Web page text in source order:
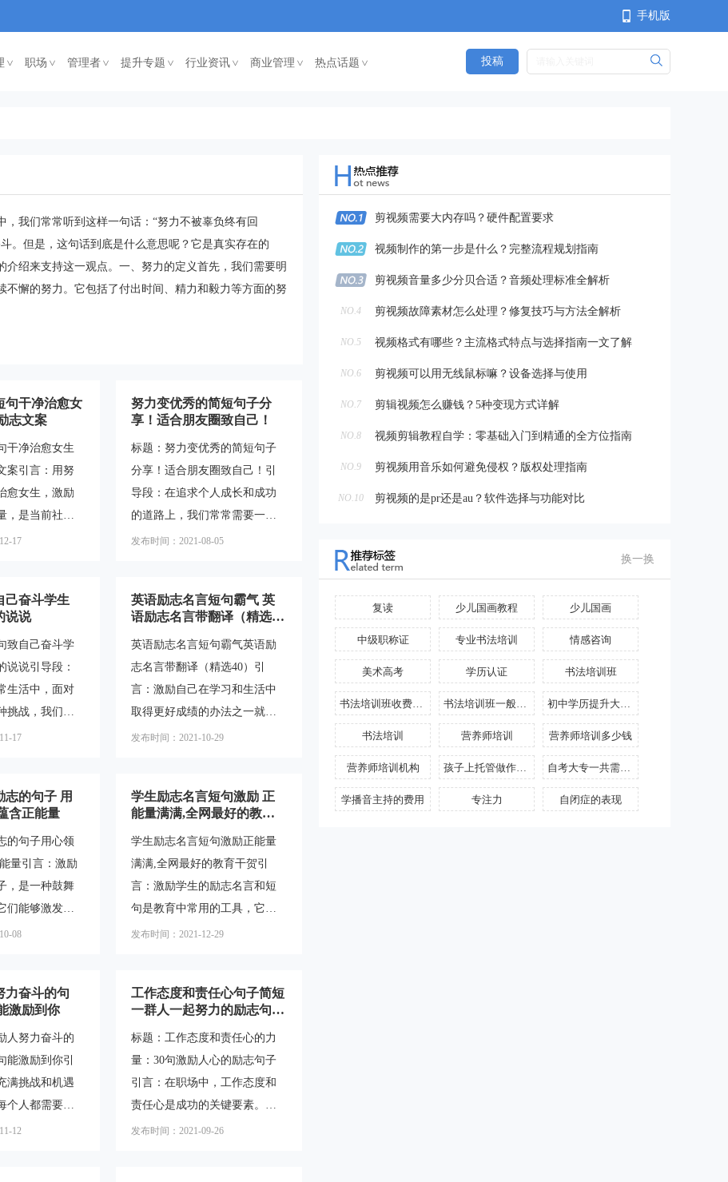
手机版
< 职场< 管理者< 提升专题 < 行业资讯 < 商业管理< 热点话题 < 投稿
我们常常听到这样一句话：“努力不被辜负终有回
。但是，这句话到底是什么意思呢？它是真实存在的
绍来支持这一观点。一、努力的定义首先，我们需要明
懈的努力。它包括了付出时间、精力和毅力等方面的努
句干净治愈女
志文案
干净治愈女生
案引言：用努
愈女生，激励
，是当前社交
中备受关注的
领域的应用。
的文案短句？
是指通过简洁
，激发人们的
他们在面对困
努力。这些文
积极向上的情
17
努力变优秀的简短句子分
享！适合朋友圈致自己！
标题：努力变优秀的简短句子
分享！适合朋友圈致自己！引
导段：在追求个人成长和成功
的道路上，我们常常需要一些
激励和鼓舞。朋友圈是我们与
努力和进步的平台。本文将分
享一些简短而有力的句子，帮
助你在朋友圈中向自己致以努
力变优秀的祝福，激励自己不
断进步。一、奋斗篇1.努力是
成功的阶梯，坚持是登上阶梯
的脚步。2.拼搏不一定成功，
发布时间：2021-08-05
己奋斗学生
说说
致自己奋斗学
说说引导段：
生活中，面对
挑战，我们常
的话语来激励
在学习和生活
态，追求自己
极面对挑战面
和挑战，我们
心态。以下是
可以帮助我们
要路是对的，
17
英语励志名言短句霸气 英
语励志名言带翻译（精选4
英语励志名言短句霸气英语励
志名言带翻译（精选40）引
言：激励自己在学习和生活中
取得更好成绩的办法之一就是
阅读励志名言。本文将为您介
的内在动力，帮助您在面对困
难时保持积极的心态。1."Belie
veyoucanandyou'rehalfwayther
e."-TheodoreRoosevelt相信你能
行，你已经成功了一半。2."Do
n'twatch
发布时间：2021-10-29
志的句子 用
含正能量
的句子用心领
量引言：激励
，是一种鼓舞
们能够激发我
我们克服困
心领会其中蕴
探讨如何将这
们的职业生涯
求梦想的句子
，而是必
我们，成功不
通过坚持不懈
08
学生励志名言短句激励 正
能量满满,全网最好的教育
学生励志名言短句激励正能量
满满,全网最好的教育干贺引
言：激励学生的励志名言和短
句是教育中常用的工具，它们
能够激发学生的积极性和动
秀的学生励志名言和短句，带
给您正能量满满的教育干贺。
一、激励学生的重要性学生是
社会的未来，他们的成长和发
展对整个社会都具有重要意
义。然而，学习过程中常常会
遇到各种困难和挫折，这时候
发布时间：2021-12-29
力奋斗的句
激励到你
人努力奋斗的
能激励到你引
满挑战和机遇
个人都需要一
坚持努力奋
12
工作态度和责任心句子简短
一群人一起努力的励志句子
标题：工作态度和责任心的力
量：30句激励人心的励志句子
引言：在职场中，工作态度和
责任心是成功的关键要素。无
论是个人还是团队，只有拥有
发布时间：2021-09-26
剪视频需要大内存吗？硬件配置要求
视频制作的第一步是什么？完整流程规划指南
剪视频音量多少分贝合适？音频处理标准全解析
NO.4 剪视频故障素材怎么处理？修复技巧与方法全解析
NO.5 视频格式有哪些？主流格式特点与选择指南一文了解
NO.6 剪视频可以用无线鼠标嘛？设备选择与使用
NO.7 剪辑视频怎么赚钱？5种变现方式详解
NO.8 视频剪辑教程自学：零基础入门到精通的全方位指南
NO.9 剪视频用音乐如何避免侵权？版权处理指南
NO.10 剪视频的是pr还是au？软件选择与功能对比
换一换
复读 少儿国画教程 少儿国画
中级职称证 专业书法培训 情感咨询
美术高考 学历认证 书法培训班
书法培训班收费一览表 书法培训班一般多少钱 初中学历提升大专需要多少钱
书法培训 营养师培训 营养师培训多少钱
营养师培训机构 孩子上托管做作业好吗 自考大专一共需要多少钱
学播音主持的费用 专注力 自闭症的表现